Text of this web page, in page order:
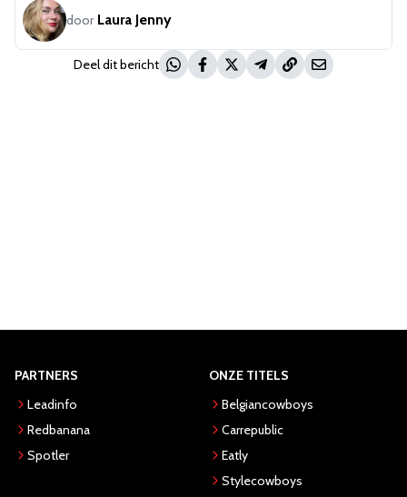
door Laura Jenny
Deel dit bericht
PARTNERS
Leadinfo
Redbanana
Spotler
ONZE TITELS
Belgiancowboys
Carrepublic
Eatly
Stylecowboys